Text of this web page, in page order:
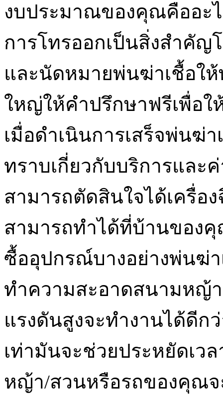
งบประมาณของคุณคืออะ
การโทรออกเป็นสิ่งสำคั
และนัดหมายพ่นฆ่าเชื้อใ
ใหญ่ให้คำปรึกษาฟรีเพื่อใ
เมื่อดำเนินการเสร็จพ่นฆ่
ทราบเกี่ยวกับบริการแล
สามารถตัดสินใจได้เครื่
สามารถทำได้ที่บ้านของ
ซื้ออุปกรณ์บางอย่างพ่นฆ่
ทำความสะอาดสนามหญ้
แรงดันสูงจะทำงานได้ดีก
เท่ามันจะช่วยประหยัดเ
หญ้า/สวนหรือรถของคุณ